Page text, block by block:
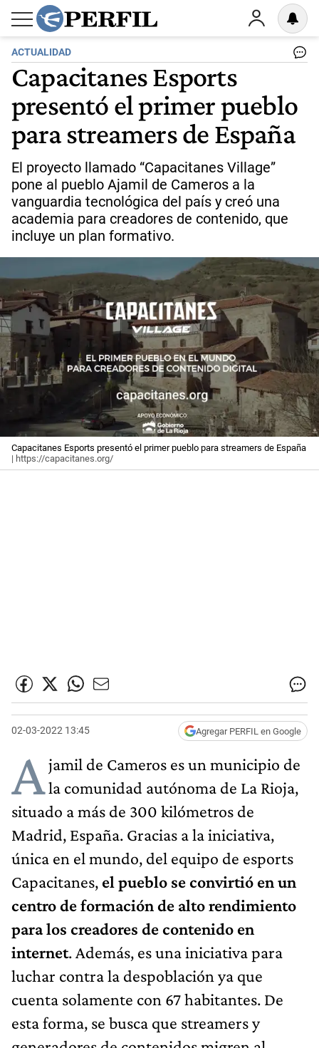
ACTUALIDAD
Capacitanes Esports
presentó el primer pueblo
para streamers de España
El proyecto llamado “Capacitanes Village”
pone al pueblo Ajamil de Cameros a la
vanguardia tecnológica del país y creó una
academia para creadores de contenido, que
incluye un plan formativo.
Capacitanes Esports presentó el primer pueblo para streamers de España
| https://capacitanes.org/
02-03-2022 13:45 Agregar PERFIL en Google
Ajamil de Cameros es un municipio de
la comunidad autónoma de La Rioja,
situado a más de 300 kilómetros de
Madrid, España. Gracias a la iniciativa,
única en el mundo, del equipo de esports
Capacitanes, el pueblo se convirtió en un
centro de formación de alto rendimiento
para los creadores de contenido en
internet. Además, es una iniciativa para
luchar contra la despoblación ya que
cuenta solamente con 67 habitantes. De
esta forma, se busca que streamers y